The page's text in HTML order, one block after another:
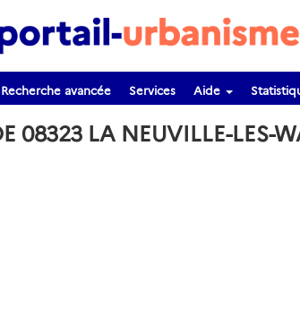
Recherche avancée Services Aide
08323 LA NEUVILLE-LES-